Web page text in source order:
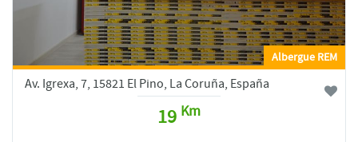
Albergue REM
Av. Igrexa, 7, 15821 El Pino, La Coruña, España
19 Km